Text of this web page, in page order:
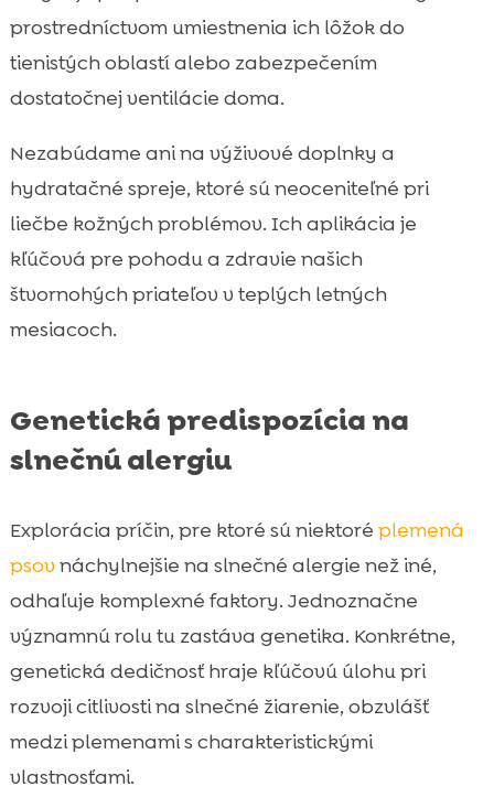
prostredníctvom umiestnenia ich lôžok do
tienistých oblastí alebo zabezpečením
dostatočnej ventilácie doma.
Nezabúdame ani na výživové doplnky a
hydratačné spreje, ktoré sú neoceniteľné pri
liečbe kožných problémov. Ich aplikácia je
kľúčová pre pohodu a zdravie našich
štvornohých priateľov v teplých letných
mesiacoch.
Genetická predispozícia na
slnečnú alergiu
Explorácia príčin, pre ktoré sú niektoré plemená
psovnáchylnejšie na slnečné alergie než iné,
odhaľuje komplexné faktory. Jednoznačne
významnú rolu tu zastáva genetika. Konkrétne,
genetická dedičnosť hraje kľúčovú úlohu pri
rozvoji citlivosti na slnečné žiarenie, obzvlášť
medzi plemenami s charakteristickými
vlastnosťami.